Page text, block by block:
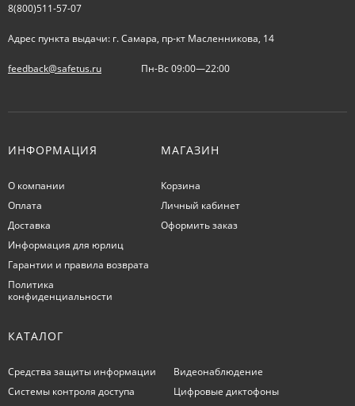
8(800)511-57-07
Адрес пункта выдачи: г. Самара, пр-кт Масленникова, 14
feedback@safetus.ru Пн-Вс 09:00—22:00
ИНФОРМАЦИЯ
О компании
Оплата
Доставка
Информация для юрлиц
Гарантии и правила возврата
Политика
конфиденциальности
МАГАЗИН
Корзина
Личный кабинет
Оформить заказ
КАТАЛОГ
Средства защиты информации
Системы контроля доступа
Видеонаблюдение
Цифровые диктофоны